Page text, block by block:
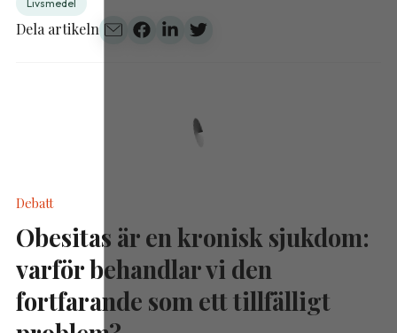
Livsmedel
Dela artikeln
Debatt
Obesitas är en kronisk sjukdom:
varför behandlar vi den
fortfarande som ett tillfälligt